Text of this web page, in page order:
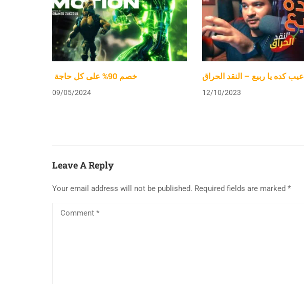
خصم 90% على كل حاجة
09/05/2024
عيب كده يا ربيع – النقد الحراق
12/10/2023
Leave A Reply
Your email address will not be published. Required fields are marked *